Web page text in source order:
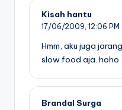
Kisah hantu
17/06/2009, 12:06 PM
Hmm, aku juga
slow food aja..hoho
Brandal Surga